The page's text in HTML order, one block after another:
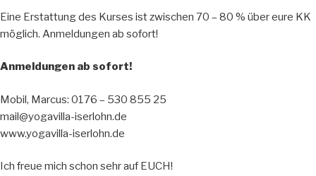
Eine Erstattung des Kurses ist zwischen 70 – 80 % über eure KK
möglich. Anmeldungen ab sofort!
Anmeldungen ab sofort!
Mobil, Marcus: 0176 – 530 855 25
mail@yogavilla-iserlohn.de
www.yogavilla-iserlohn.de
Ich freue mich schon sehr auf EUCH!